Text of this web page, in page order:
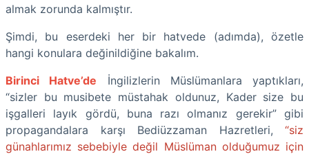
almak zorunda kalmıştır.
Şimdi, bu eserdeki her bir hatvede (adımda), özetle
hangi konulara değinildiğine bakalım.
Birinci Hatve’de İngilizlerin Müslümanlara yaptıkları,
“sizler bu musibete müstahak oldunuz, Kader size bu
işgalleri layık gördü, buna razı olmanız gerekir” gibi
propagandalara karşı Bediüzzaman Hazretleri, “siz
günahlarımız sebebiyle değil Müslüman olduğumuz için